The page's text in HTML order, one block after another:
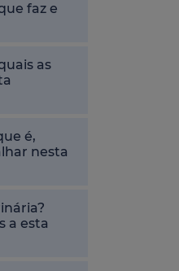
faz e
as
é,
nesta
a esta